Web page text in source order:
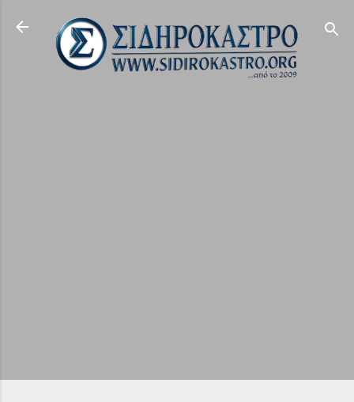
Μετάβαση στο κύριο περιεχόμενο